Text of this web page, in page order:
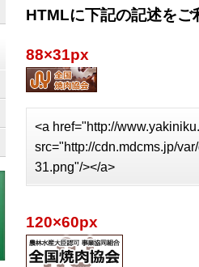
HTMLに下記の記述をご
88×31px
<a href="http://
src="http://cdn.mdcms.jp/
31.png"/></a>
120×60px